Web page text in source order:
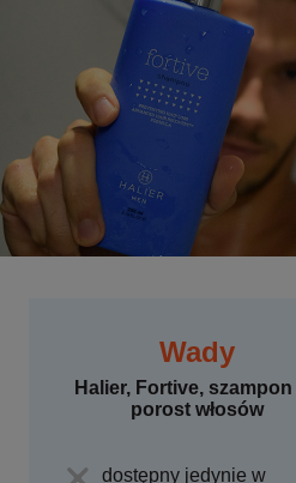
Wady
Halier, Fortive, szampon
porost włosów
dostępny jedynie w